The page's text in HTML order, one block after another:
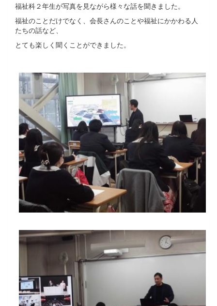
福祉科２年生が写真を見ながら様々な話を聞きました。
福祉のことだけでなく、会長さんのことや福祉にかかわる人
たちの話など、
とても楽しく聞くことができました。